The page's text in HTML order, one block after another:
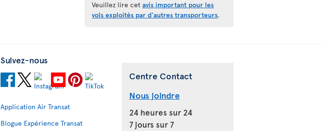
Veuillez lire cetavis important pour les
vols exploités par d'autres transporteurs.
Suivez-nous
Application Air Transat
Blogue Expérience Transat
Centre Contact
Nous joindre
24 heures sur 24
7 jours sur 7